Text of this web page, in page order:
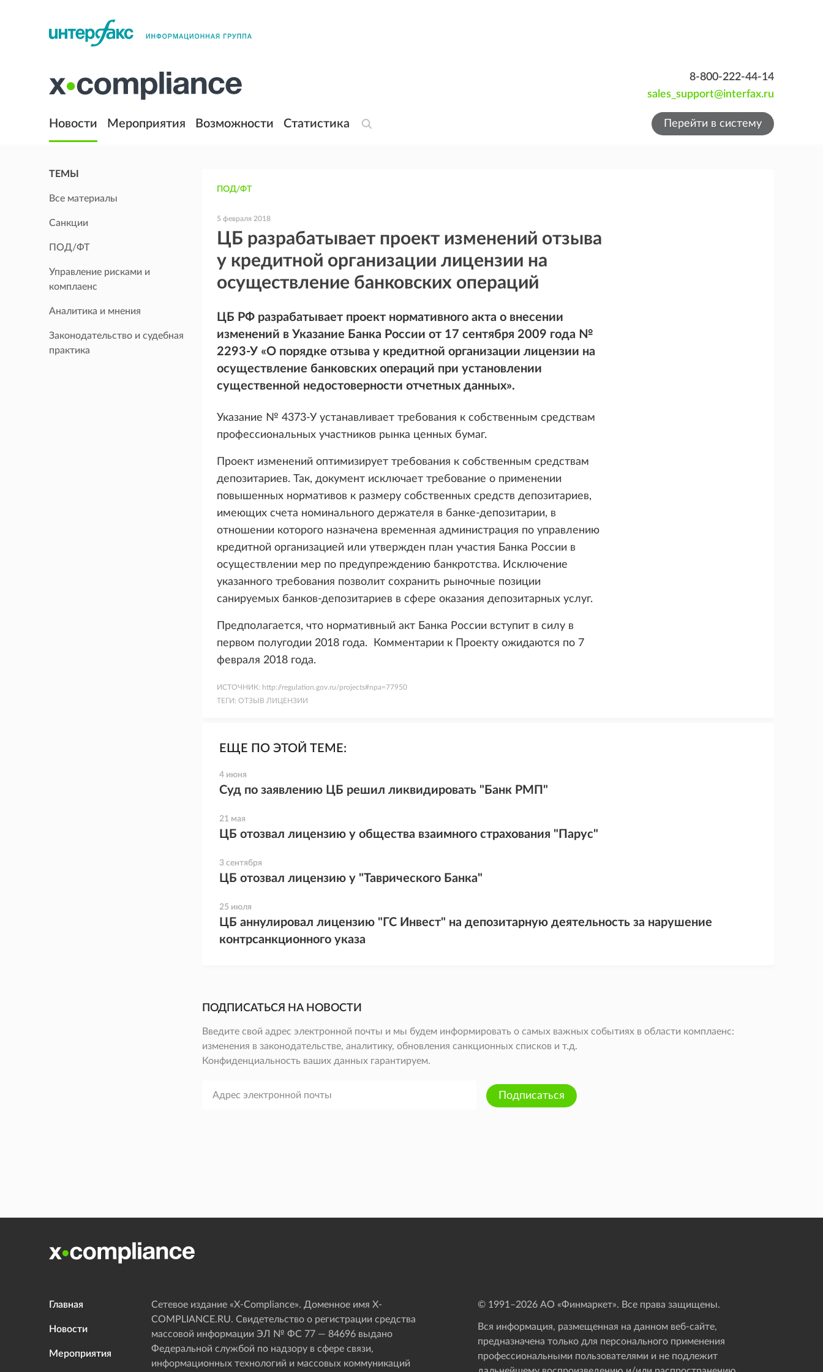
8-800-222-44-14
sales_support@interfax.ru
Новости Мероприятия Возможности Статистика Перейти в систему
ТЕМЫ
Все материалы
Санкции
ПОД/ФТ
Управление рисками и
комплаенс
Аналитика и мнения
Законодательство и судебная
практика
ПОД/ФТ
5 февраля 2018
ЦБ разрабатывает проект изменений отзыва
у кредитной организации лицензии на
осуществление банковских операций
ЦБ РФ разрабатывает проект нормативного акта о внесении
изменений в Указание Банка России от 17 сентября 2009 года №
2293-У «О порядке отзыва у кредитной организации лицензии на
осуществление банковских операций при установлении
существенной недостоверности отчетных данных».
Указание № 4373-У устанавливает требования к собственным средствам
профессиональных участников рынка ценных бумаг.
Проект изменений оптимизирует требования к собственным средствам
депозитариев. Так, документ исключает требование о применении
повышенных нормативов к размеру собственных средств депозитариев,
имеющих счета номинального держателя в банке-депозитарии, в
отношении которого назначена временная администрация по управлению
кредитной организацией или утвержден план участия Банка России в
осуществлении мер по предупреждению банкротства. Исключение
указанного требования позволит сохранить рыночные позиции
санируемых банков-депозитариев в сфере оказания депозитарных услуг.
Предполагается, что нормативный акт Банка России вступит в силу в
первом полугодии 2018 года. Комментарии к Проекту ожидаются по 7
февраля 2018 года.
ИСТОЧНИК: http://regulation.gov.ru/projects#npa=77950
ТЕГИ: ОТЗЫВ ЛИЦЕНЗИИ
ЕЩЕ ПО ЭТОЙ ТЕМЕ:
4 июня
Суд по заявлению ЦБ решил ликвидировать "Банк РМП"
21 мая
ЦБ отозвал лицензию у общества взаимного страхования "Парус"
3 сентября
ЦБ отозвал лицензию у "Таврического Банка"
25 июля
ЦБ аннулировал лицензию "ГС Инвест" на депозитарную деятельность за нарушение
контрсанкционного указа
ПОДПИСАТЬСЯ НА НОВОСТИ
Введите свой адрес электронной почты и мы будем информировать о самых важных событиях в области комплаенс:
изменения в законодательстве, аналитику, обновления санкционных списков и т.д.
Конфиденциальность ваших данных гарантируем.
Подписаться
Главная
Новости
Мероприятия
Сетевое издание «Х-Compliance». Доменное имя X-
COMPLIANCE.RU. Свидетельство о регистрации средства
массовой информации ЭЛ № ФС 77 — 84696 выдано
Федеральной службой по надзору в сфере связи,
информационных технологий и массовых коммуникаций
© 1991–2026АО «Финмаркет». Все права защищены.
Вся информация, размещенная на данном веб-сайте,
предназначена только для персонального применения
профессиональными пользователями и не подлежит